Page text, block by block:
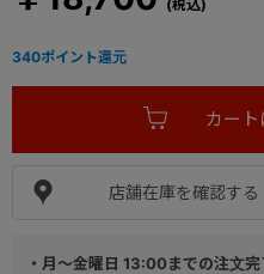
・月～金曜日 13:00までの注文
店舗在庫を確認する
340ポイント還元